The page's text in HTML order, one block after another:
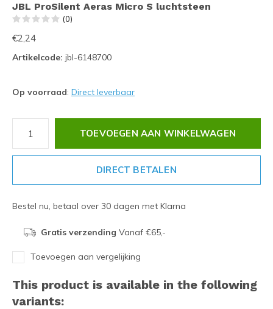
JBL ProSilent Aeras Micro S luchtsteen
(0)
€2,24
Artikelcode: jbl-6148700
Op voorraad: Direct leverbaar
TOEVOEGEN AAN WINKELWAGEN
DIRECT BETALEN
Bestel nu, betaal over 30 dagen met Klarna
Gratis verzending Vanaf €65,-
Toevoegen aan vergelijking
This product is available in the following
variants: